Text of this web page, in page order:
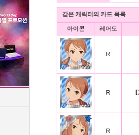
같은 캐릭터의 카드 목록
아이콘 레어도
R
R
R